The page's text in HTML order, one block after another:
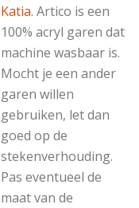
Katia. Artico is een
100% acryl garen dat
machine wasbaar is.
Mocht je een ander
garen willen
gebruiken, let dan
goed op de
stekenverhouding.
Pas eventueel de
maat van de